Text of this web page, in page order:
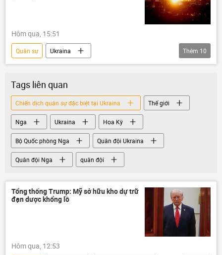
Hôm qua, 15:51
Quân sự
Ukraina
Chiến dịch quân sự đặc biệt tại Ukraina
Nga
Cuộc khủng hoảng ở Ukraina
xung đột quân sự
Quan điểm-Ý kiến
Vladimir Zelensky
tấn công
Thế giới
Thêm 10
Tags liên quan
Chiến dịch quân sự đặc biệt tại Ukraina Thế giới
Nga Ukraina Hoa Kỳ
Bộ Quốc phòng Nga Quân đội Ukraina
Quân đội Nga quân đội
Tổng thống Trump: Mỹ sở hữu kho dự trữ
đạn dược khổng lồ
Hôm qua, 12:53